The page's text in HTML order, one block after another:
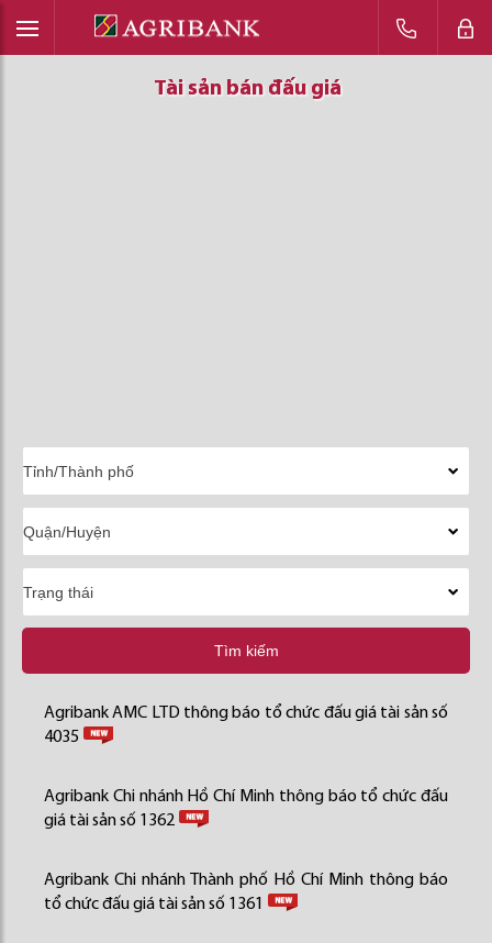
Tài sản bán đấu giá
Tài sản bán đấu giá
Tài sản bán đấu giá
Tìm kiếm
Agribank AMC LTD thông báo tổ chức đấu giá tài sản số
4035
Agribank Chi nhánh Hồ Chí Minh thông báo tổ chức đấu
giá tài sản số 1362
Agribank Chi nhánh Thành phố Hồ Chí Minh thông báo
tổ chức đấu giá tài sản số 1361